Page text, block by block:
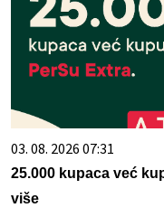
03. 08. 2026 07:31
25.000 kupaca već
više